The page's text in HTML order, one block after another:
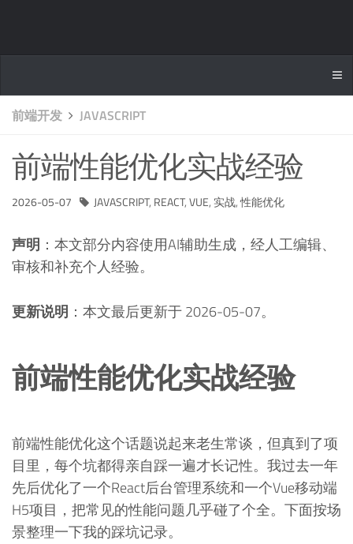
前端开发 JAVASCRIPT
前端性能优化实战经验
2026-05-07 JAVASCRIPT, REACT,VUE, 实战,性能优化
声明 ：本文部分内容使用AI辅助生成，经人工编辑、
审核和补充个人经验。
更新说明 ：本文最后更新于 2026-05-07。
前端性能优化实战经验
前端性能优化这个话题说起来老生常谈，但真到了项
目里，每个坑都得亲自踩一遍才长记性。我过去一年
先后优化了一个React后台管理系统和一个Vue移动端
H5项目，把常见的性能问题几乎碰了个全。下面按场
景整理一下我的踩坑记录。